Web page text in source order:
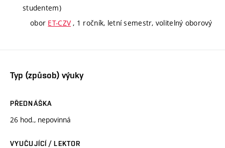
studentem)
obor ET-CZV , 1 ročník, letní semestr, volitelný oborový
Typ (způsob) výuky
PŘEDNÁŠKA
26 hod., nepovinná
VYUČUJÍCÍ / LEKTOR